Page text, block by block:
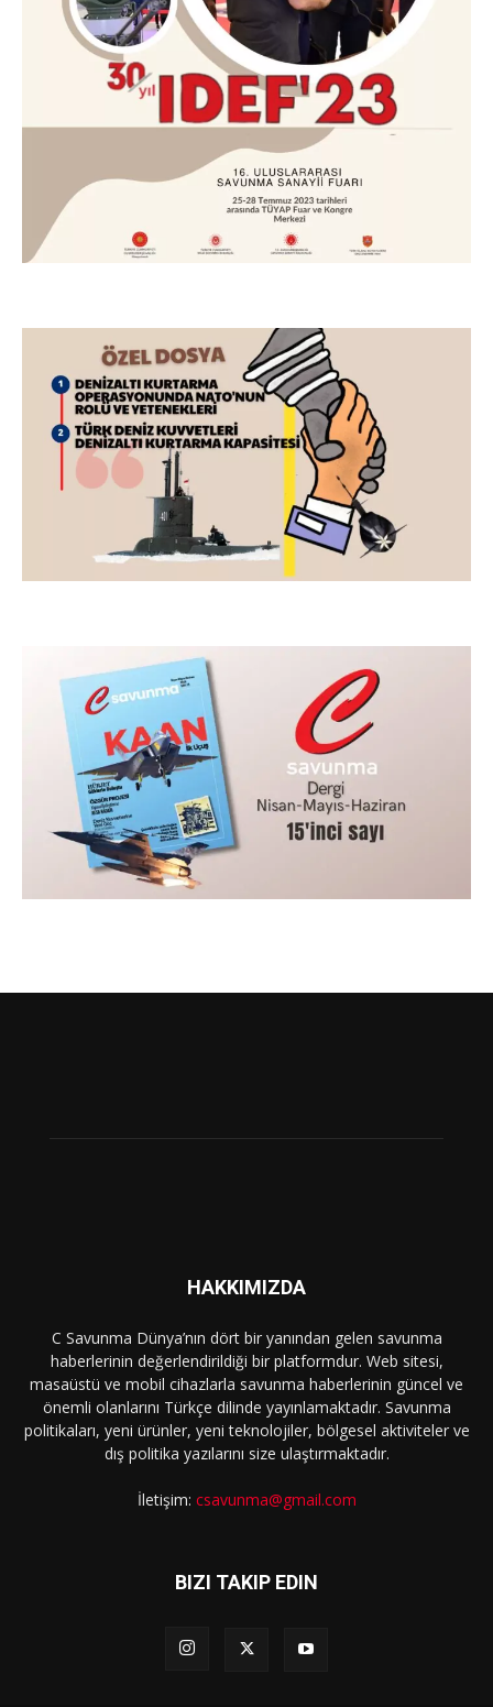
HAKKIMIZDA
C Savunma Dünya’nın dört bir yanından gelen savunma
haberlerinin değerlendirildiği bir platformdur. Web sitesi,
masaüstü ve mobil cihazlarla savunma haberlerinin güncel ve
önemli olanlarını Türkçe dilinde yayınlamaktadır. Savunma
politikaları, yeni ürünler, yeni teknolojiler, bölgesel aktiviteler ve
dış politika yazılarını size ulaştırmaktadır.
İletişim: csavunma@gmail.com
BIZI TAKIP EDIN